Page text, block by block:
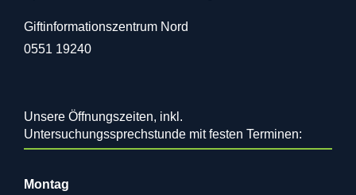
Giftinformationszentrum Nord
0551 19240
Unsere Öffnungszeiten, inkl.
Untersuchungssprechstunde mit festen Terminen:
Montag